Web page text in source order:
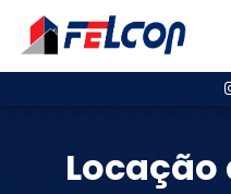
Locação